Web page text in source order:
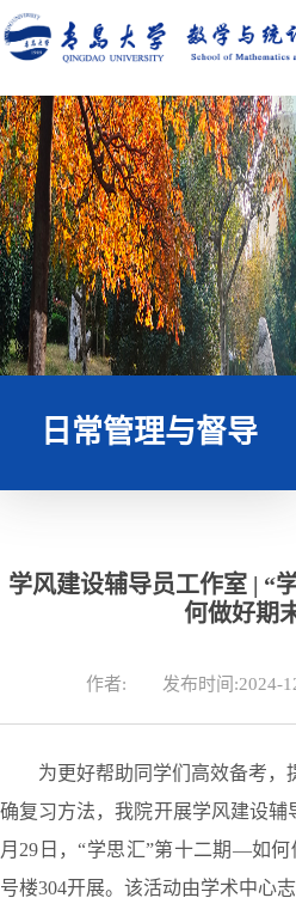
日常管理与督导
学风建设辅导员工作室 |
何做好期
作者: 发布时间:2024-
为更好帮助同学们高效备考，
确复习方法，我院开展学风建设辅
月29日，“学思汇”第十二期—如何
号楼304开展。 该活动由学术中心